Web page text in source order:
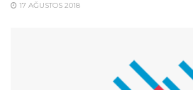
17 AĞUSTOS 2018